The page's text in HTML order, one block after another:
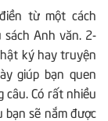
từ một cách
Anh văn. 2-
ký hay truyện
giúp bạn quen
Có rất nhiều
sẽ nắm được